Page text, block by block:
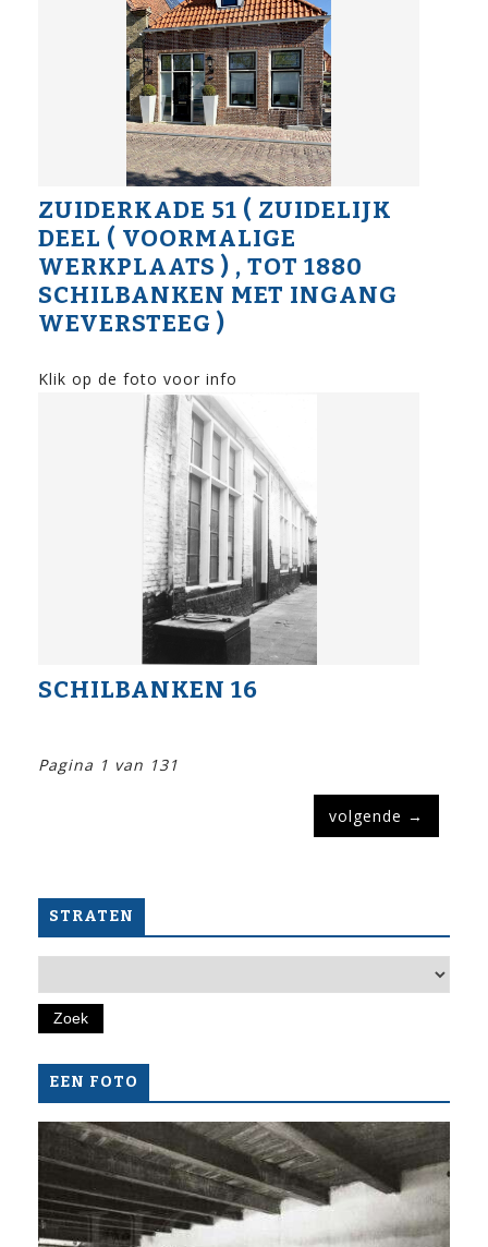
ZUIDERKADE 51 ( ZUIDELIJK
DEEL ( VOORMALIGE
WERKPLAATS ) , TOT 1880
SCHILBANKEN MET INGANG
WEVERSTEEG )
Klik op de foto voor info
SCHILBANKEN 16
Pagina 1 van 131
volgende →
STRATEN
EEN FOTO